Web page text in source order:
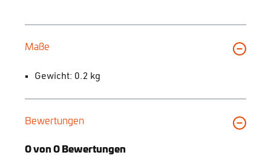
Maße
Gewicht: 0.2 kg
Bewertungen
0 von 0 Bewertungen